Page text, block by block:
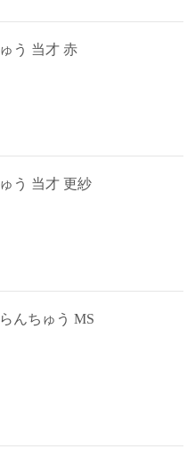
う 当才 赤
う 当才 更紗
んちゅう MS